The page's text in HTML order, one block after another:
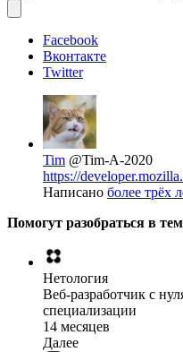
Facebook
Вконтакте
Twitter
Tim @Tim-A-2020
https://
Написано более трёх
Помогут разобраться в
Нетология
Веб-разработчик с
специализации
14 месяцев
Далее